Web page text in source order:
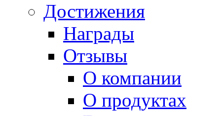
Достижения
Награды
Отзывы
О компании
О продуктах